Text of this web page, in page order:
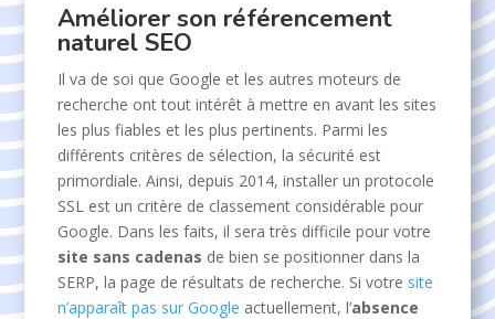
Améliorer son référencement
naturel SEO
Il va de soi que Google et les autres moteurs de
recherche ont tout intérêt à mettre en avant les sites
les plus fiables et les plus pertinents. Parmi les
différents critères de sélection, la sécurité est
primordiale. Ainsi, depuis 2014, installer un protocole
SSL est un critère de classement considérable pour
Google. Dans les faits, il sera très difficile pour votre
site sans cadenas de bien se positionner dans la
SERP, la page de résultats de recherche. Si votre site
n’apparaît pas sur Google actuellement, l’absence